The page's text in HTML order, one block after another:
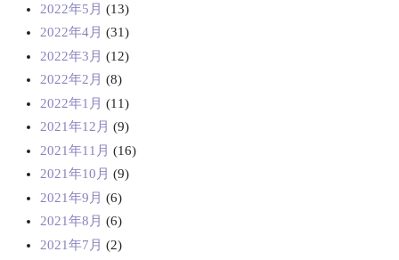
2022年5月 (13)
2022年4月 (31)
2022年3月 (12)
2022年2月 (8)
2022年1月 (11)
2021年12月 (9)
2021年11月 (16)
2021年10月 (9)
2021年9月 (6)
2021年8月 (6)
2021年7月 (2)